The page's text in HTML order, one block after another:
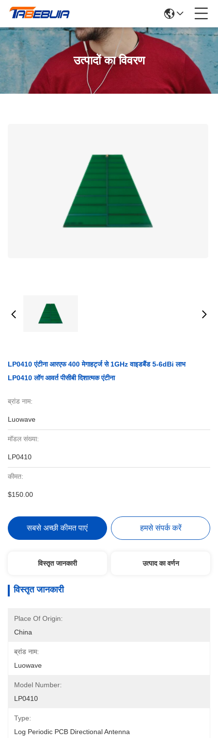
उत्पादों का विवरण
LP0410 एंटीना आरएफ 400 मेगाहर्ट्ज से 1GHz वाइडबैंड 5-6dBi लाभ
LP0410 लॉग आवर्त पीसीबी दिशात्मक एंटीना
ब्रांड नाम:
Luowave
मॉडल संख्या:
LP0410
कीमत:
$150.00
सबसे अच्छी कीमत पाएं हमसे संपर्क करें
विस्तृत जानकारी उत्पाद का वर्णन
विस्तृत जानकारी
Place Of Origin:
China
ब्रांड नाम:
Luowave
Model Number:
LP0410
Type:
Log Periodic PCB Directional Antenna